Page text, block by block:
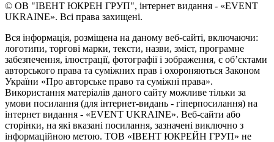
© ОВ "ІВЕНТ ЮКРЕН ГРУП", інтернет видання - «EVENT
UKRAINE». Всі права захищені.
Вся інформація, розміщена на даному веб-сайті, включаючи:
логотипи, торгові марки, тексти, назви, зміст, програмне
забезпечення, ілюстрації, фотографії і зображення, є об’єктами
авторського права та суміжних прав і охороняються Законом
України «Про авторське право та суміжні права».
Використання матеріалів даного сайту можливе тільки за
умови посилання (для інтернет-видань - гіперпосилання) на
інтернет видання - «EVENT UKRAINE». Веб-сайти або
сторінки, на які вказані посилання, зазначені виключно з
інформаційною метою. ТОВ «ІВЕНТ ЮКРЕЙН ГРУП» не